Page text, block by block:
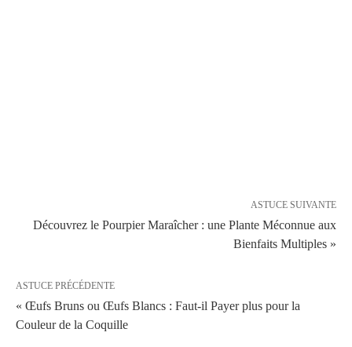
ASTUCE SUIVANTE
Découvrez le Pourpier Maraîcher : une Plante Méconnue aux
Bienfaits Multiples »
ASTUCE PRÉCÉDENTE
« Œufs Bruns ou Œufs Blancs : Faut-il Payer plus pour la
Couleur de la Coquille